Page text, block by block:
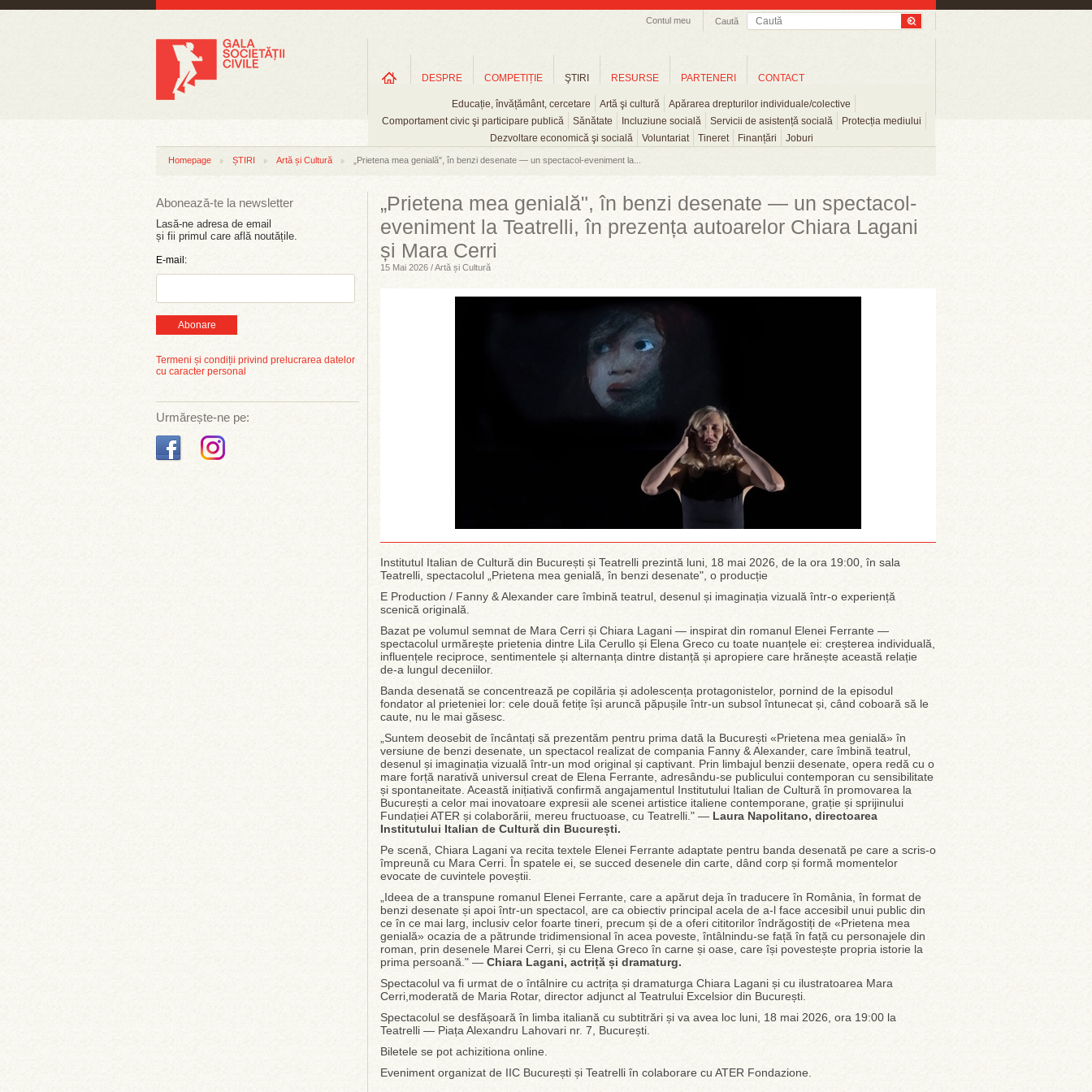
Caută
Contul meu
DESPRE COMPETIȚIE ŞTIRI
Educație, învățământ, cercetare Artă şi cultură
Apărarea drepturilor individuale/colective
Comportament civic şi participare publică
Sănătate Incluziune socială Servicii de asistență socială
Protecția mediului
Dezvoltare economică şi socială
Voluntariat Tineret Finanțări Joburi
RESURSE PARTENERI CONTACT
Homepage ȘTIRI Artă și Cultură „Prietena mea genială", în benzi desenate — un spectacol-eveniment la...
Abonează-te la newsletter
Lasă-ne adresa de email
și fii primul care află noutățile.
E-mail:
Abonare
Termeni și condiții privind prelucrarea datelor
cu caracter personal
Urmărește-ne pe:
„Prietena mea genială", în benzi desenate — un spectacol-
eveniment la Teatrelli, în prezența autoarelor Chiara Lagani
și Mara Cerri
15 Mai 2026 / Artă și Cultură
Institutul Italian de Cultură din București și Teatrelli prezintă luni, 18 mai 2026, de la ora 19:00, în sala
Teatrelli, spectacolul „Prietena mea genială, în benzi desenate", o producție
E Production / Fanny & Alexander care îmbină teatrul, desenul și imaginația vizuală într-o experiență
scenică originală.
Bazat pe volumul semnat de Mara Cerri și Chiara Lagani — inspirat din romanul Elenei Ferrante —
spectacolul urmărește prietenia dintre Lila Cerullo și Elena Greco cu toate nuanțele ei: creșterea individuală,
influențele reciproce, sentimentele și alternanța dintre distanță și apropiere care hrănește această relație
de-a lungul deceniilor.
Banda desenată se concentrează pe copilăria și adolescența protagonistelor, pornind de la episodul
fondator al prieteniei lor: cele două fetițe își aruncă păpușile într-un subsol întunecat și, când coboară să le
caute, nu le mai găsesc.
„Suntem deosebit de încântați să prezentăm pentru prima dată la București «Prietena mea genială» în
versiune de benzi desenate, un spectacol realizat de compania Fanny & Alexander, care îmbină teatrul,
desenul și imaginația vizuală într-un mod original și captivant. Prin limbajul benzii desenate, opera redă cu o
mare forță narativă universul creat de Elena Ferrante, adresându-se publicului contemporan cu sensibilitate
și spontaneitate. Această inițiativă confirmă angajamentul Institutului Italian de Cultură în promovarea la
București a celor mai inovatoare expresii ale scenei artistice italiene contemporane, grație și sprijinului
Fundației ATER și colaborării, mereu fructuoase, cu Teatrelli." — Laura Napolitano, directoarea
Institutului Italian de Cultură din București.
Pe scenă, Chiara Lagani va recita textele Elenei Ferrante adaptate pentru banda desenată pe care a scris-o
împreună cu Mara Cerri. În spatele ei, se succed desenele din carte, dând corp și formă momentelor
evocate de cuvintele poveștii.
„Ideea de a transpune romanul Elenei Ferrante, care a apărut deja în traducere în România, în format de
benzi desenate și apoi într-un spectacol, are ca obiectiv principal acela de a-l face accesibil unui public din
ce în ce mai larg, inclusiv celor foarte tineri, precum și de a oferi cititorilor îndrăgostiți de «Prietena mea
genială» ocazia de a pătrunde tridimensional în acea poveste, întâlnindu-se față în față cu personajele din
roman, prin desenele Marei Cerri, și cu Elena Greco în carne și oase, care își povestește propria istorie la
prima persoană." — Chiara Lagani, actriță și dramaturg.
Spectacolul va fi urmat de o întâlnire cu actrița și dramaturga Chiara Lagani și cu ilustratoarea Mara
Cerri,moderată de Maria Rotar, director adjunct al Teatrului Excelsior din București.
Spectacolul se desfășoară în limba italiană cu subtitrări și va avea loc luni, 18 mai 2026, ora 19:00 la
Teatrelli — Piața Alexandru Lahovari nr. 7, București.
Biletele se pot achizitiona online.
Eveniment organizat de IIC București și Teatrelli în colaborare cu ATER Fondazione.